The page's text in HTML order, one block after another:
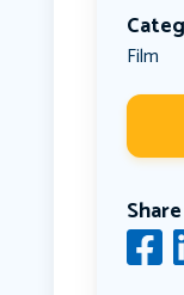
Film
Share